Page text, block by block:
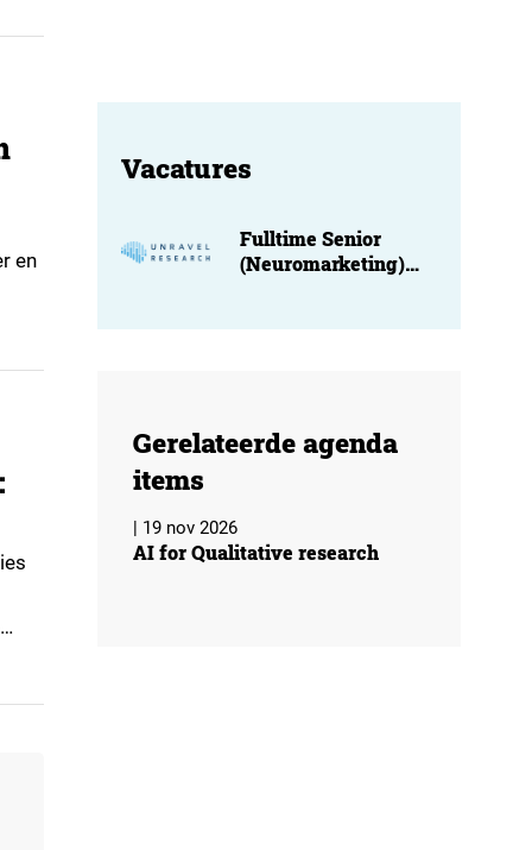
en
Vacatures
Fulltime Senior
(Neuromarketing)
Gerelateerde agenda
items
| 19 nov 2026
AI for Qualitative research